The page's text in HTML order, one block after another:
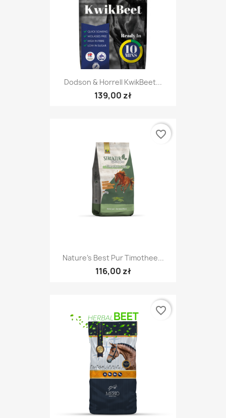
Dodson & Horrell KwikBeet...
139,00 zł
Nature's Best Pur Timothee...
116,00 zł
favorite_border
favorite_border